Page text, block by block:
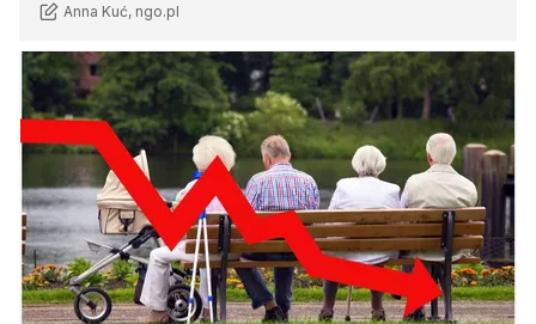
Anna Kuć, ngo.pl